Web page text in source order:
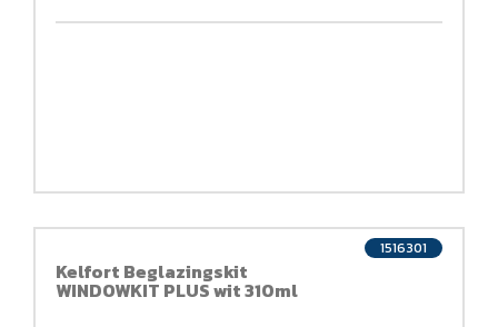
Kelfort Beglazingskit
WINDOWKIT PLUS wit 310ml
1516301